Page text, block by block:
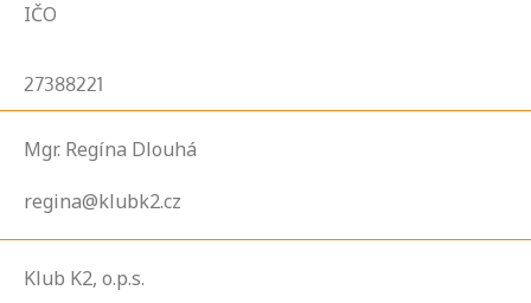
IČO
27388221
Mgr. Regína Dlouhá
regina@klubk2.cz
Klub K2, o.p.s.